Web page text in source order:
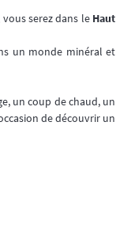
vous serez dans le Haut
un monde minéral et
un coup de chaud, un
de découvrir un